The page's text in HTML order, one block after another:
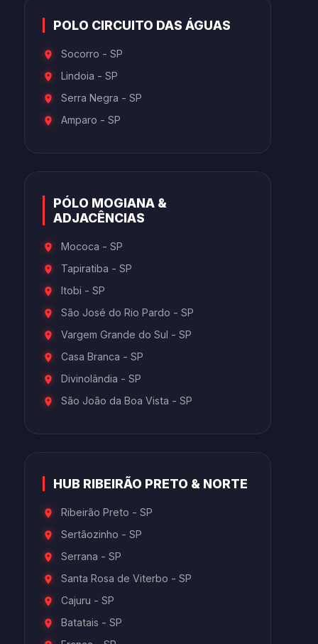
POLO CIRCUITO DAS ÁGUAS
Socorro - SP
Lindoia - SP
Serra Negra - SP
Amparo - SP
PÓLO MOGIANA &
ADJACÊNCIAS
Mococa - SP
Tapiratiba - SP
Itobi - SP
São José do Rio Pardo - SP
Vargem Grande do Sul - SP
Casa Branca - SP
Divinolândia - SP
São João da Boa Vista - SP
HUB RIBEIRÃO PRETO & NORTE
Ribeirão Preto - SP
Sertãozinho - SP
Serrana - SP
Santa Rosa de Viterbo - SP
Cajuru - SP
Batatais - SP